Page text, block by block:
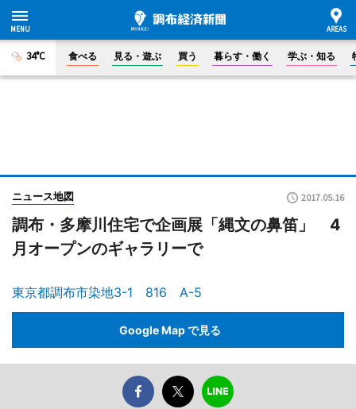
34°C 食べる 見る・遊ぶ 買う 暮らす・働く 学ぶ・知る
ニュース地図 2017.05.16
調布・多摩川住宅で企画展「縄文の鼻笛」 4
月オープンのギャラリーで
東京都調布市染地3-1 816 A-5
Google Map で見る